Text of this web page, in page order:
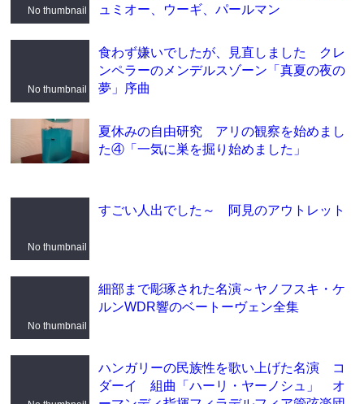
No thumbnail
ュミオー、ウーギ、パールマン
No thumbnail
食わず嫌いでしたが、見直しました クレ
ンペラーのメンデルスゾーン「真夏の夜の
夢」序曲
夏休みの自由研究 アリの観察を始めまし
た④「一気に巣を掘り始めました」
No thumbnail
すごい人出でした～ 阿見のアウトレット
No thumbnail
細部まで彫琢された名演～ヤノフスキ・ケ
ルンWDR響のベートーヴェン全集
ハンガリーの民族性を歌い上げた名演 コ
ダーイ 組曲「ハーリ・ヤーノシュ」 オ